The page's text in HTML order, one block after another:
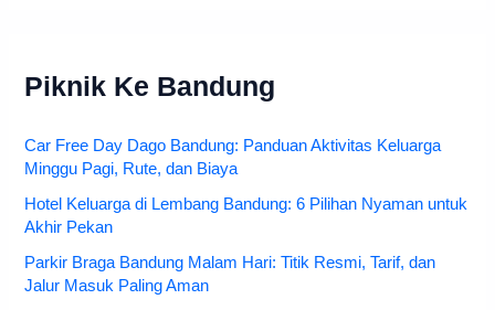
Piknik Ke Bandung
Car Free Day Dago Bandung: Panduan Aktivitas Keluarga
Minggu Pagi, Rute, dan Biaya
Hotel Keluarga di Lembang Bandung: 6 Pilihan Nyaman untuk
Akhir Pekan
Parkir Braga Bandung Malam Hari: Titik Resmi, Tarif, dan
Jalur Masuk Paling Aman